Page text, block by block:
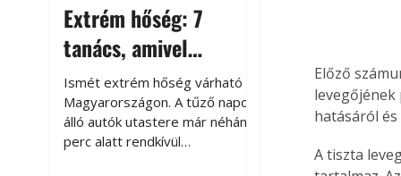
Extrém hőség: 7
tanács, amivel
megóvhatjuk
autónkat a nyári
károktól
Ismét extrém hőség várható
Magyarországon. A tűző napon
álló autók utastere már néhány
perc alatt rendkívül
Előző
hatásáról
A tiszta